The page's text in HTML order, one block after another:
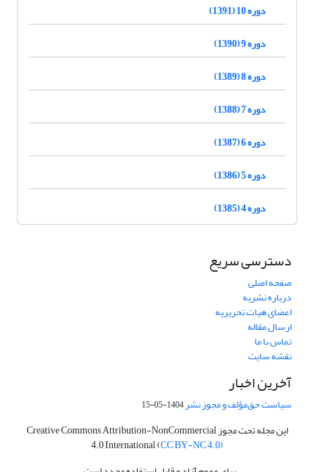
دوره 10 (1391)
دوره 9 (1390)
دوره 8 (1389)
دوره 7 (1388)
دوره 6 (1387)
دوره 5 (1386)
دوره 4 (1385)
دسترسی سریع
صفحه اصلی
درباره نشریه
اعضای هیات تحریریه
ارسال مقاله
تماس با ما
نقشه سایت
آخرین اخبار
سیاست حق‌مؤلف و مجوز نشر1404-05-15
این مجله تحت مجوز Creative Commons Attribution-NonCommercial
4.0 International (CC BY-NC 4.0)